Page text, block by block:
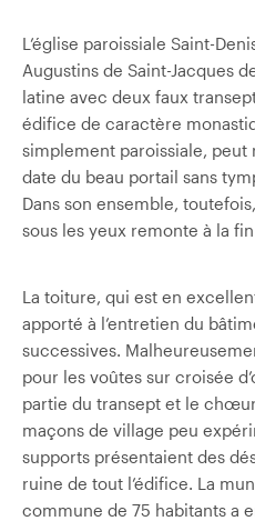
L’église paroissiale Saint-
Augustins de Saint-Jacques
latine avec deux faux
édifice de caractère
simplement paroissiale, peut
date du beau portail sans
Dans son ensemble,
sous les yeux remonte à la
La toiture, qui est en
apporté à l’entretien du
successives.
pour les voûtes sur croisée
partie du transept et le
maçons de village peu
supports présentaient des
ruine de tout l’édifice. La
commune de 75 habitants a